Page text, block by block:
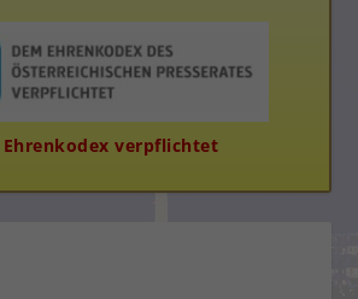
Ehrenkodex verpflichtet